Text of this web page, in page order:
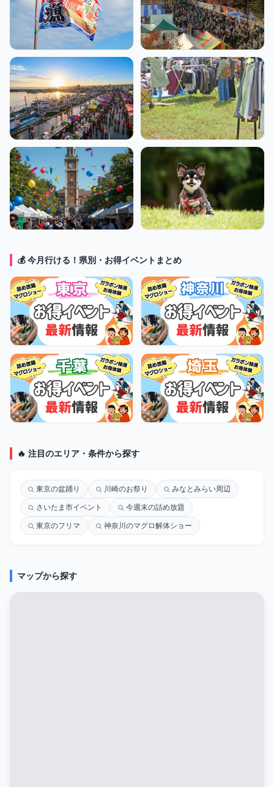
マグロ解体ショー フードフェス
朝市・マルシェ フリマ
💰 今月行ける！県別・お得イベントまとめ
🔥 注目のエリア・条件から探す
東京の盆踊り 川崎のお祭り みなとみらい周辺
さいたま市イベント 今週末の詰め放題
東京のフリマ 神奈川のマグロ解体ショー
マップから探す